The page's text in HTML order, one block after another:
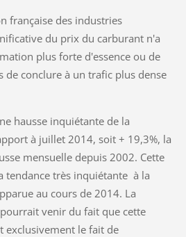
française des industries
du prix du carburant n'a
plus forte d'essence ou de
de conclure à un trafic plus dense
hausse inquiétante de la
à juillet 2014, soit + 19,3%, la
mensuelle depuis 2002. Cette
tendance très inquiétante à la
au cours de 2014. La
venir du fait que cette
exclusivement le fait de